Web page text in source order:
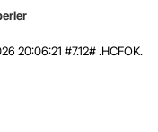
20:06:21 #7.12# .HCFOK.